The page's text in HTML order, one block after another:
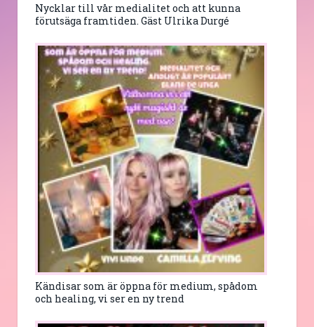
Nycklar till vår medialitet och att kunna
förutsäga framtiden. Gäst Ulrika Durgé
Kändisar som är öppna för medium, spådom
och healing, vi ser en ny trend